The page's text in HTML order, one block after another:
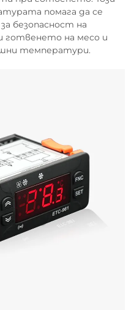
помага да се
безопасност на
готвенето на месо и
температури.